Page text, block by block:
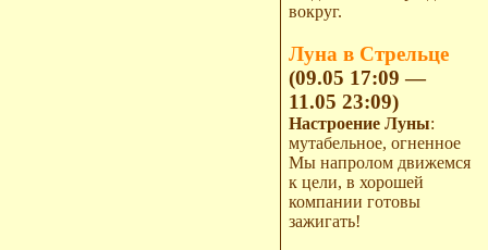
вокруг.
Луна в Стрельце
(09.05 17:09 —
11.05 23:09)
Настроение Луны:
мутабельное, огненное
Мы напролом движемся
к цели, в хорошей
компании готовы
зажигать!